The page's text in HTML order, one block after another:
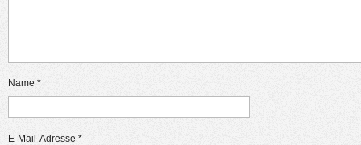
Name *
E-Mail-Adresse *